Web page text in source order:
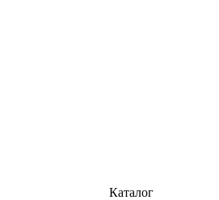
Каталог